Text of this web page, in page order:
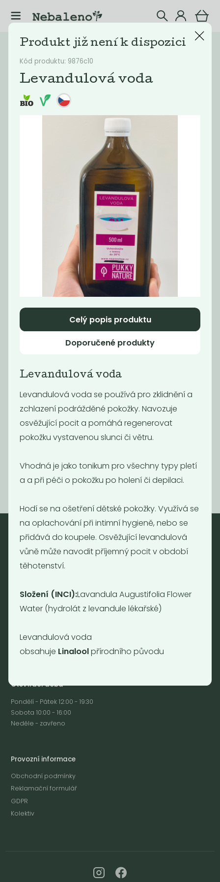
Katalog Kosmetika
Filtrovat produkty
Tekutý šampón
Tierra Verde...
/ Kg
Tekuté mýdlo
na ruce Tierra...
199 Kč / Kg
Momentálně
nedostupné
Tekutý šampón
Tierra Verde...
Hygienický gel
na ruce
Nebaleno
Nebaleno s.r.o.
drogerie a minikavárna
Jaromírova 495/16
Otevírací doba
Pondělí - Pátek 12:00 - 19:30
Sobota 10:00 - 16:00
Neděle - zavřeno
Provozní informace
Obchodní podmínky
Reklamační formulář
GDPR
Kolektiv
Kód produktu: 9876c10
Levandulová voda
Produkt již není k dispozici
Celý popis produktu
Doporučené produkty
Levandulová voda
Levandulová voda se používá pro zklidnění a
zchlazení podrážděné pokožky. Navozuje
osvěžující pocit a pomáhá regenerovat
pokožku vystavenou slunci či větru.
Vhodná je jako tonikum pro všechny typy pletí
a a při péči o pokožku po holení či depilaci.
Hodí se na ošetření dětské pokožky. Využívá se
na oplachování při intimní hygieně, nebo se
přidává do koupele. Osvěžující levandulová
vůně může navodit příjemný pocit v období
těhotenství.
Složení (INCI):Lavandula Augustifolia Flower
Water (hydrolát z levandule lékařské)
Levandulová voda
obsahuje Linaloolpřírodního původu